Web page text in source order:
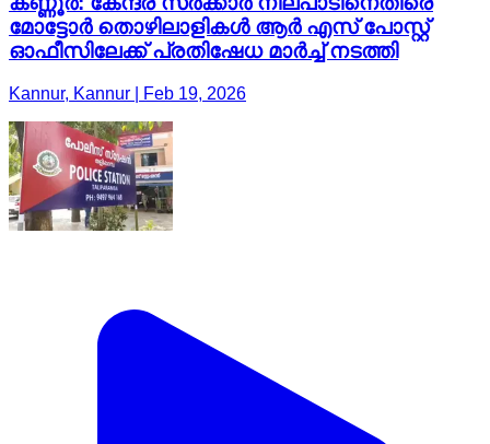
മോട്ടോർ തൊഴിലാളികൾ ആർ എസ് പോസ്റ്റ്
ഓഫീസിലേക്ക് പ്രതിഷേധ മാർച്ച് നടത്തി
Kannur, Kannur | Feb 19, 2026